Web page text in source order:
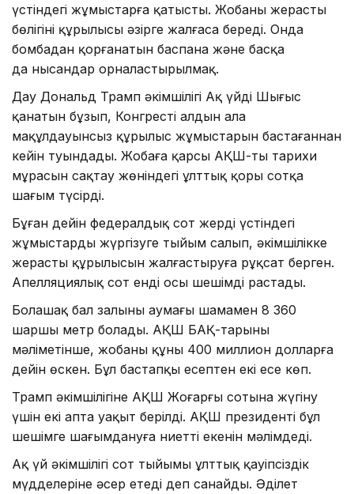
үстіндегі жұмыстарға қатысты. Жобаның жерасты
бөлігінің құрылысы әзірге жалғаса береді. Онда
бомбадан қорғанатын баспана және басқа
да нысандар орналастырылмақ.
Дау Дональд Трамп әкімшілігі Ақ үйдің Шығыс
қанатын бұзып, Конгрестің алдын ала
мақұлдауынсыз құрылыс жұмыстарын бастағаннан
кейін туындады. Жобаға қарсы АҚШ-тың тарихи
мұрасын сақтау жөніндегі ұлттық қоры сотқа
шағым түсірді.
Бұған дейін федералдық сот жердің үстіндегі
жұмыстарды жүргізуге тыйым салып, әкімшілікке
жерасты құрылысын жалғастыруға рұқсат берген.
Апелляциялық сот енді осы шешімді растады.
Болашақ бал залының аумағы шамамен 8 360
шаршы метр болады. АҚШ БАҚ-тарының
мәліметінше, жобаның құны 400 миллион долларға
дейін өскен. Бұл бастапқы есептен екі есе көп.
Трамп әкімшілігіне АҚШ Жоғарғы сотына жүгіну
үшін екі апта уақыт берілді. АҚШ президенті бұл
шешімге шағымдануға ниетті екенін мәлімдеді.
Ақ үй әкімшілігі сот тыйымы ұлттық қауіпсіздік
мүдделеріне әсер етеді деп санайды. Әділет